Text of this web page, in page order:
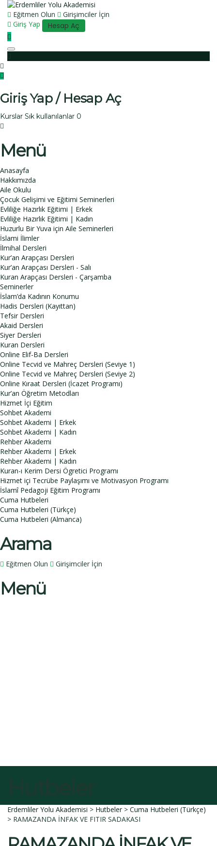
Eğitmen Olun
Girişimciler İçin
Giriş Yap
Hesap Aç
Toggle navigation
Giriş Yap / Hesap Aç
Kurslar Sık kullanılanlar 0
Menü
Anasayfa
Hakkımızda
Aile Okulu
Çocuk Gelişimi ve Eğitimi Seminerleri
Evliliğe Hazırlık Eğitimi | Erkek
Evliliğe Hazırlık Eğitimi | Kadın
Huzurlu Bir Yuva için Aile Seminerleri
İslami İlimler
İlmihal Dersleri
Kur’an Arapçası Dersleri
Kur’an Arapçası Dersleri - Salı
Kuran Arapçası Dersleri - Çarşamba
Seminerler
İslam’da Kadının Konumu
Hadis Dersleri (Kayıttan)
Tefsir Dersleri
Akaid Dersleri
Siyer Dersleri
Kuran Dersleri
Online Elif-Ba Dersleri
Online Tecvid ve Mahreç Dersleri (Seviye 1)
Online Tecvid ve Mahreç Dersleri (Seviye 2)
Online Kıraat Dersleri (İcazet Programı)
Kur’an Öğretim Metodları
Hizmet İçi Eğitim
Sohbet Akademi
Sohbet Akademi | Erkek
Sohbet Akademi | Kadın
Rehber Akademi
Rehber Akademi | Erkek
Rehber Akademi | Kadın
Kuran-ı Kerim Dersi Ögretici Programı
Hizmet içi Tecrübe Paylaşımı ve Motivasyon Programı
İslamî Pedagoji Eğitim Programı
Cuma Hutbeleri
Cuma Hutbeleri (Türkçe)
Cuma Hutbeleri (Almanca)
Arama
Eğitmen Olun Girişimciler İçin
Menü
Erdemliler Yolu Akademisi > Hutbeler> Cuma Hutbeleri (Türkçe)
> RAMAZANDA İNFAK VE FITIR SADAKASI